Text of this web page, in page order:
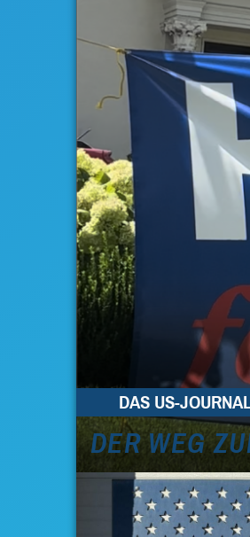
DAS US-
DER WEG